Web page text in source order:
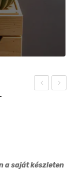
a saját készleten